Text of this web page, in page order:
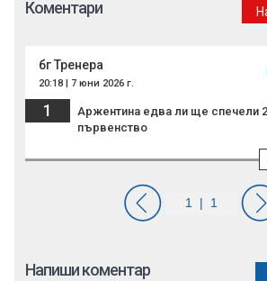
Коментари
бг Тренера
20:18 | 7 юни 2026 г.
1
Аржентина едва ли ще спечели
първенство
Напиши коментар